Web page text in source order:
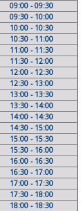
09:00 - 09:30
09:30 - 10:00
10:00 - 10:30
10:30 - 11:00
11:00 - 11:30
11:30 - 12:00
12:00 - 12:30
12:30 - 13:00
13:00 - 13:30
13:30 - 14:00
14:00 - 14:30
14:30 - 15:00
15:00 - 15:30
15:30 - 16:00
16:00 - 16:30
16:30 - 17:00
17:00 - 17:30
17:30 - 18:00
18:00 - 18:30